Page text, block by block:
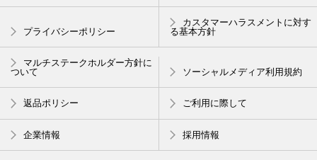
プライバシーポリシー
カスタマーハラスメントに対す
る基本方針
マルチステークホルダー方針に
ついて
ソーシャルメディア利用規約
返品ポリシー ご利用に際して
企業情報 採用情報